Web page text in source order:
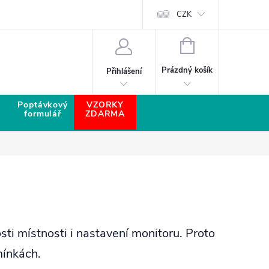
CZK
Přihlášení
NÁKUPNÍ KOŠÍK
Prázdný košík
Poptávkový
formulář
VZORKY
ZDARMA
místnosti i nastavení monitoru. Proto